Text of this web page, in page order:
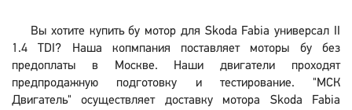
Вы хотите купить бу мотор для Skoda Fabia универсал II
1.4 TDI? Наша копмпания поставляет моторы бу без
предоплаты в Москве. Наши двигатели проходят
предпродажную подготовку и тестирование. "МСК
Двигатель" осуществляет доставку мотора Skoda Fabia